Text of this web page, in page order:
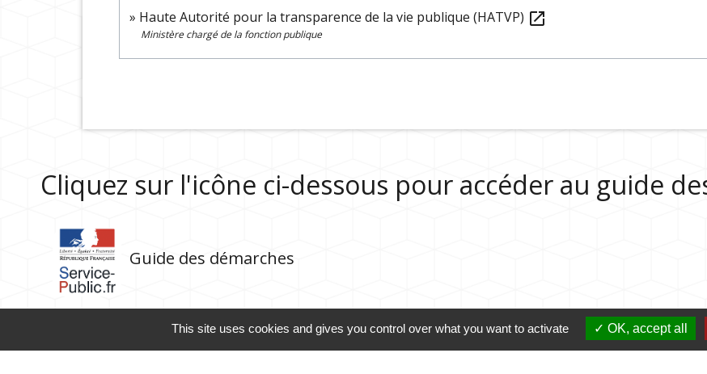
Haute Autorité pour la transparence de la vie publique (HATVP) open_in_new
Ministère chargé de la fonction publique
Cliquez sur l'icône ci-dessous pour accéder au guide
Guide des démarches
This site uses cookies and gives you control over what you want to activate OK, accept all